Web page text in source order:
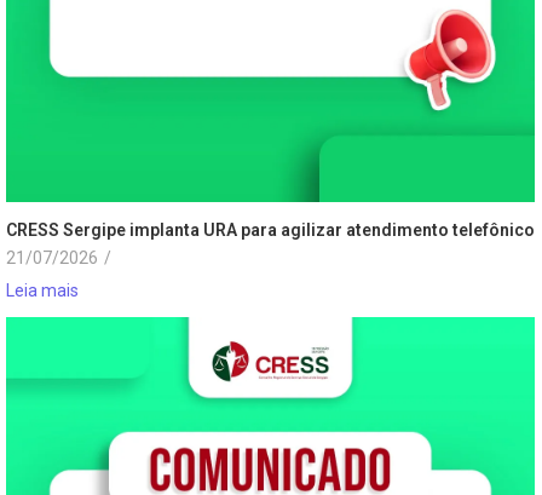
CRESS Sergipe implanta URA para agilizar atendimento telefônico
21/07/2026 /
Leia mais